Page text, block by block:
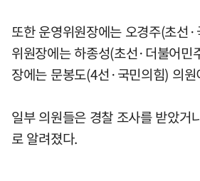
또한 운영위원장에는 오경주(초선
위원장에는 하종성(초선·더불어민
장에는 문봉도(4선·국민의힘) 의
일부 의원들은 경찰 조사를 받았거
로 알려졌다.